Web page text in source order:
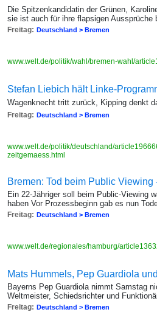
Die Spitzenkandidatin der Grünen,
sie ist auch für ihre flapsigen Aussprüche
Freitag: Deutschland > Bremen
www.welt.de/politik/wahl/bremen-wahl/
Stefan Liebich hält Linke-
Wagenknecht tritt zurück, Kipping denkt
Freitag: Deutschland > Bremen
www.welt.de/politik/deutschland/
zeitgemaess.html
Bremen: Tod beim Public
Ein 22-Jähriger soll beim Public-Viewing
haben Vor Prozessbeginn gab es nun
Freitag: Deutschland > Bremen
www.welt.de/regionales/hamburg/
Mats Hummels, Pep Guardiola
Bayerns Pep Guardiola nimmt Samstag
Weltmeister, Schiedsrichter und
Freitag: Deutschland > Bremen